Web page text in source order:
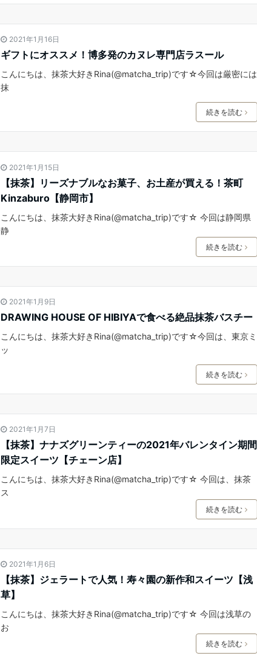
2021年1月16日
ギフトにオススメ！博多発のカヌレ専門店ラスール
こんにちは、抹茶大好きRina(@matcha_trip)です☆今回は厳密には
抹
続きを読む
2021年1月15日
【抹茶】リーズナブルなお菓子、お土産が買える！茶町
Kinzaburo【静岡市】
こんにちは、抹茶大好きRina(@matcha_trip)です☆ 今回は静岡県
静
続きを読む
2021年1月9日
DRAWING HOUSE OF HIBIYAで食べる絶品抹茶バスチー
こんにちは、抹茶大好きRina(@matcha_trip)です☆今回は、東京ミ
ッ
続きを読む
2021年1月7日
【抹茶】ナナズグリーンティーの2021年バレンタイン期間
限定スイーツ【チェーン店】
こんにちは、抹茶大好きRina(@matcha_trip)です☆ 今回は、抹茶
ス
続きを読む
2021年1月6日
【抹茶】ジェラートで人気！寿々園の新作和スイーツ【浅
草】
こんにちは、抹茶大好きRina(@matcha_trip)です☆ 今回は浅草の
お
続きを読む